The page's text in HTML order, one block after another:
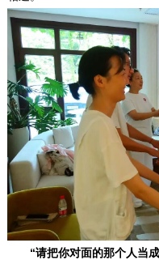
“请把你对面的那个人当成